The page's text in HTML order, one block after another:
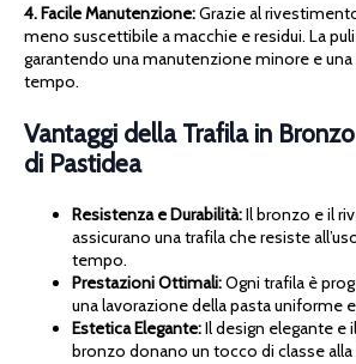
4. Facile Manutenzione:Grazie al
meno suscettibile a macchie e residui. La
garantendo una manutenzione minore e
tempo.
Vantaggi della Trafila in
di Pastidea
Resistenza e Durabilità:Il bronzo e il
assicurano una trafila che resiste
tempo.
Prestazioni Ottimali:Ogni trafila è
una lavorazione della pasta uniforme
Estetica Elegante:Il design elegante e
bronzo donano un tocco di classe alla